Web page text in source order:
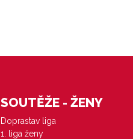
SOUTĚŽE - ŽENY
Doprastav liga
1. liga ženy